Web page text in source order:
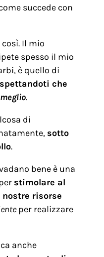
succede con
Il mio
spesso il mio
è quello di
che
meglio.
di
sotto
.
bene è una
stimolare al
nostre risorse
per realizzare
anche